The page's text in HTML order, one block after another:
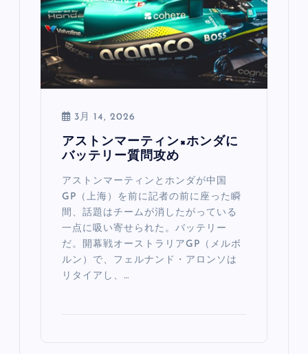
3月 14, 2026
アストンマーティン×ホンダに
バッテリー質問攻め
アストンマーティンとホンダが中国
GP（上海）を前に記者の前に座った瞬
間、話題はチームが消したがっている
一点に吸い寄せられた。バッテリー
だ。開幕戦オーストラリアGP（メルボ
ルン）で、フェルナンド・アロンソは
リタイアし、…